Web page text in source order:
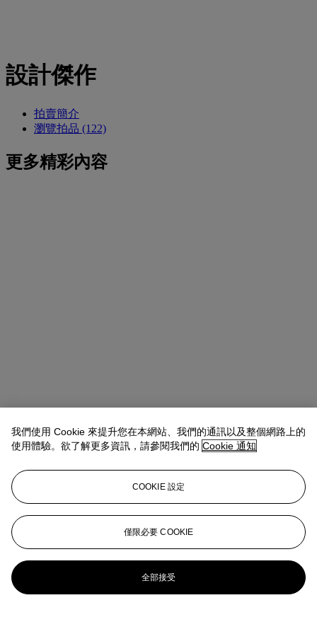
設計傑作
拍賣簡介
瀏覽拍品 (122)
更多精彩內容
我們使用 Cookie 來提升您在本網站、我們的通訊以及整個網路上的
使用體驗。欲了解更多資訊，請參閱我們的 Cookie 通知
COOKIE 設定
僅限必要 COOKIE
全部接受